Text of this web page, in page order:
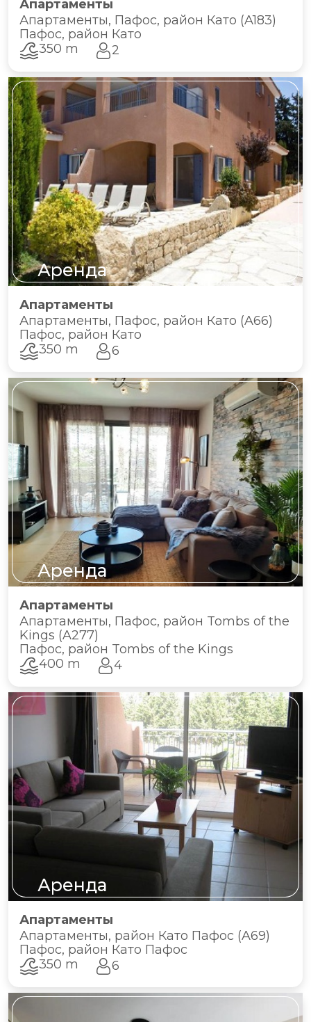
Апартаменты
Апартаменты, Пафос, район Като (A183)
Пафос, район Като
350 m
2
Аренда
Апартаменты
Апартаменты, Пафос, район Като (A66)
Пафос, район Като
350 m
6
Аренда
Апартаменты
Апартаменты, Пафос, район Tombs of the
Kings (A277)
Пафос, район Tombs of the Kings
400 m
4
Аренда
Апартаменты
Апартаменты, район Като Пафос (A69)
Пафос, район Като Пафос
350 m
6